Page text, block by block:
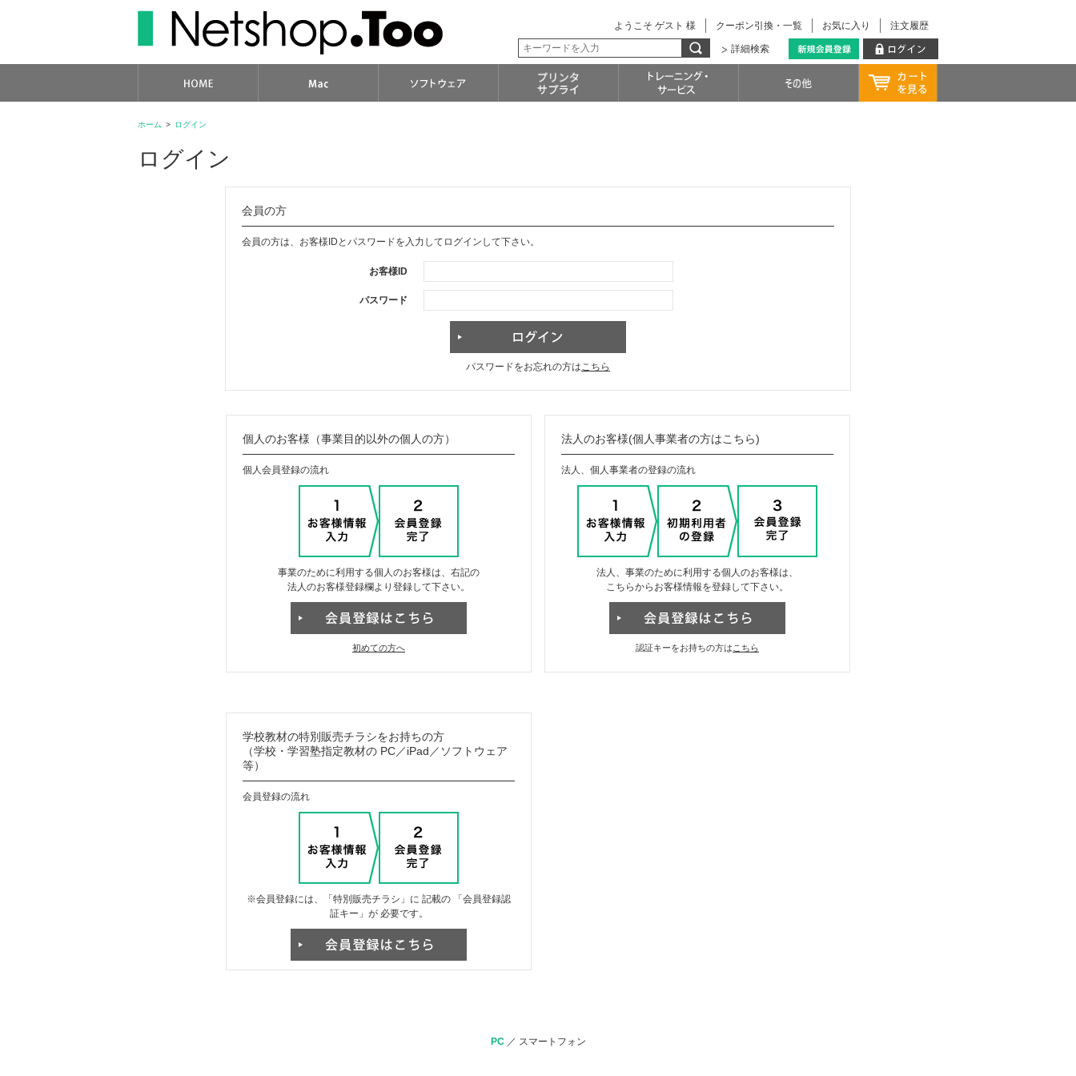
注文履歴
お気に入り
クーポン引換・一覧
ようこそ ゲスト 様
詳細検索
ホーム > ログイン
ログイン
会員の方
会員の方は、お客様IDとパスワードを入力してログインして下さい。
お客様ID
パスワード
パスワードをお忘れの方はこちら
個人のお客様（事業目的以外の個人の方）
個人会員登録の流れ
事業のために利用する個人のお客様は、右記の
法人のお客様登録欄より登録して下さい。
初めての方へ
法人のお客様(個人事業者の方はこちら)
法人、個人事業者の登録の流れ
法人、事業のために利用する個人のお客様は、
こちらからお客様情報を登録して下さい。
認証キーをお持ちの方は こちら
学校教材の特別販売チラシをお持ちの方
（学校・学習塾指定教材の PC／iPad／ソフトウェア
等）
会員登録の流れ
※会員登録には、「特別販売チラシ」に 記載の 「会員登録認
証キー」が 必要です。
PC／ スマートフォン